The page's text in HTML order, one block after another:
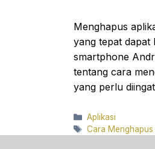
Menghapus
yang tepat dapat
smartphone
tentang cara
yang perlu
Categories
Aplikasi
Tags
Cara Menghapus